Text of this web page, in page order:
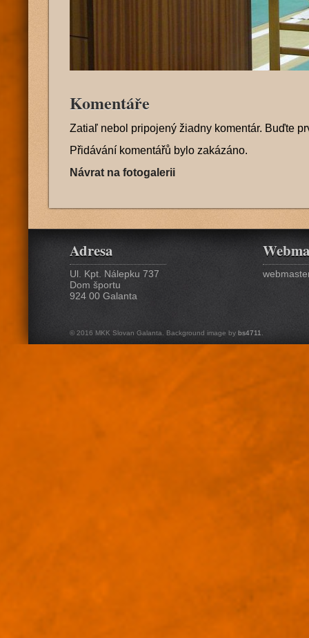
Komentáře
Zatiaľ nebol pripojený žiadny komentár. Buďte
Přidávání komentářů bylo zakázáno.
Návrat na fotogalerii
Adresa
Ul. Kpt. Nálepku 737
Dom športu
924 00 Galanta
© 2016 MKK Slovan Galanta. Background image by bs4711